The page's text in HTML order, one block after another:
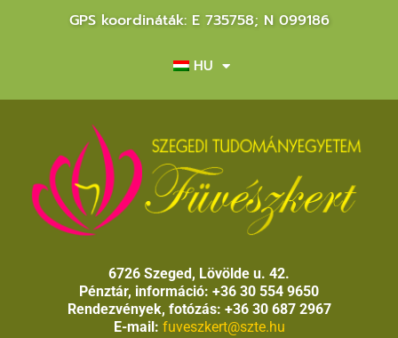
GPS koordináták: E 735758; N 099186
HU
6726 Szeged, Lövölde u. 42.
Pénztár, információ: +36 30 554 9650
Rendezvények, fotózás: +36 30 687 2967
E-mail: fuveszkert@szte.hu